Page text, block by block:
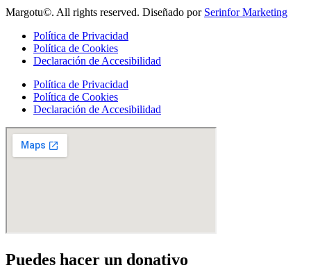
Margotu©. All rights reserved. Diseñado por Serinfor Marketing
Política de Privacidad
Política de Cookies
Declaración de Accesibilidad
Política de Privacidad
Política de Cookies
Declaración de Accesibilidad
Puedes hacer un donativo